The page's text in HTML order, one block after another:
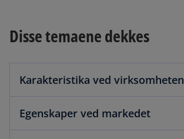
n
n
e
Disse temaene dekkes
Karakteristika ved virksomheten
Egenskaper ved markedet